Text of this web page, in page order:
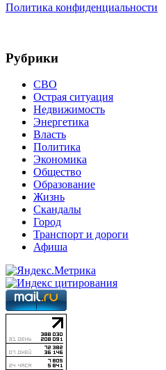
Политика конфиденциальности
Рубрики
СВО
Острая ситуация
Недвижимость
Энергетика
Власть
Политика
Экономика
Общество
Образование
Жизнь
Скандалы
Город
Транспорт и дороги
Афиша